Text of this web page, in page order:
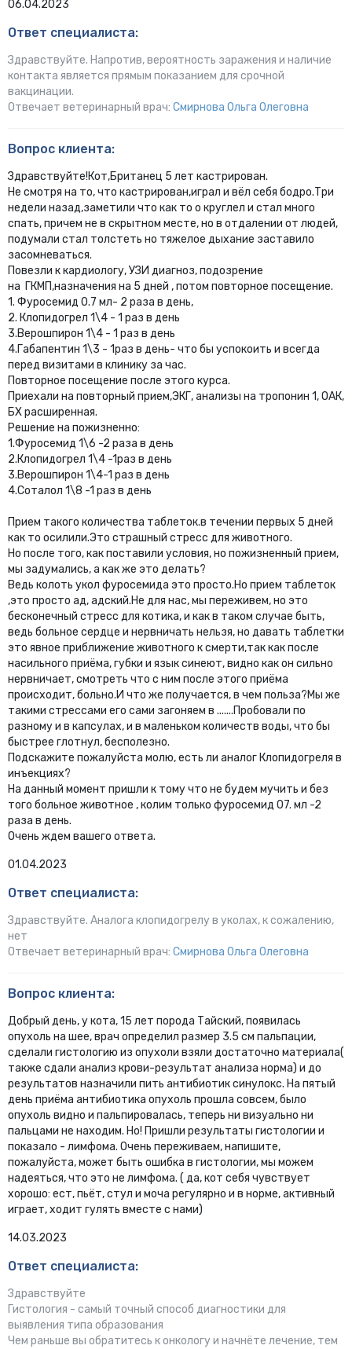
06.04.2023
Ответ специалиста:
Здравствуйте. Напротив, вероятность заражения и наличие
контакта является прямым показанием для срочной
вакцинации.
Отвечает ветеринарный врач: Смирнова Ольга Олеговна
Вопрос клиента:
Здравствуйте!Кот,Британец 5 лет кастрирован.
Не смотря на то, что кастрирован,играл и вёл себя бодро.Три
недели назад,заметили что как то о круглел и стал много
спать, причем не в скрытном месте, но в отдалении от людей,
подумали стал толстеть но тяжелое дыхание заставило
засомневаться.
Повезли к кардиологу, УЗИ диагноз, подозрение
на ГКМП,назначения на 5 дней , потом повторное посещение.
1. Фуросемид 0.7 мл- 2 раза в день,
2. Клопидогрел 1\4 - 1 раз в день
3.Верошпирон 1\4 - 1 раз в день
4.Габапентин 1\3 - 1раз в день- что бы успокоить и всегда
перед визитами в клинику за час.
Повторное посещение после этого курса.
Приехали на повторный прием,ЭКГ, анализы на тропонин 1, ОАК,
БХ расширенная.
Решение на пожизненно:
1.Фуросемид 1\6 -2 раза в день
2.Клопидогрел 1\4 -1раз в день
3.Верошпирон 1\4-1 раз в день
4.Соталол 1\8 -1 раз в день
Прием такого количества таблеток.в течении первых 5 дней
как то осилили.Это страшный стресс для животного.
Но после того, как поставили условия, но пожизненный прием,
мы задумались, а как же это делать?
Ведь колоть укол фуросемида это просто.Но прием таблеток
,это просто ад, адский.Не для нас, мы переживем, но это
бесконечный стресс для котика, и как в таком случае быть,
ведь больное сердце и нервничать нельзя, но давать таблетки
это явное приближение животного к смерти,так как после
насильного приёма, губки и язык синеют, видно как он сильно
нервничает, смотреть что с ним после этого приёма
происходит, больно.И что же получается, в чем польза?Мы же
такими стрессами его сами загоняем в .......Пробовали по
разному и в капсулах, и в маленьком количеств воды, что бы
быстрее глотнул, бесполезно.
Подскажите пожалуйста молю, есть ли аналог Клопидогреля в
инъекциях?
На данный момент пришли к тому что не будем мучить и без
того больное животное , колим только фуросемид 07. мл -2
раза в день.
Очень ждем вашего ответа.
01.04.2023
Ответ специалиста:
Здравствуйте. Аналога клопидогрелу в уколах, к сожалению,
нет
Отвечает ветеринарный врач: Смирнова Ольга Олеговна
Вопрос клиента:
Добрый день, у кота, 15 лет порода Тайский, появилась
опухоль на шее, врач определил размер 3.5 см пальпации,
сделали гистологию из опухоли взяли достаточно материала(
также сдали анализ крови-результат анализа норма) и до
результатов назначили пить антибиотик синулокс. На пятый
день приёма антибиотика опухоль прошла совсем, было
опухоль видно и пальпировалась, теперь ни визуально ни
пальцами не находим. Но! Пришли результаты гистологии и
показало - лимфома. Очень переживаем, напишите,
пожалуйста, может быть ошибка в гистологии, мы можем
надеяться, что это не лимфома. ( да, кот себя чувствует
хорошо: ест, пьёт, стул и моча регулярно и в норме, активный
играет, ходит гулять вместе с нами)
14.03.2023
Ответ специалиста:
Здравствуйте
Гистология - самый точный способ диагностики для
выявления типа образования
Чем раньше вы обратитесь к онкологу и начнёте лечение, тем